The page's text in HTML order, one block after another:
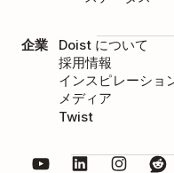
企業
Doist について
採用情報
インスピレーショ
メディア
Twist